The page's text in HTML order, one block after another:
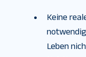
Keine
Leben